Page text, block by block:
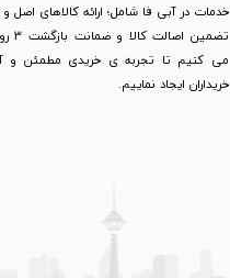
خدمات در آبی فا شامل؛ ارائه کالاهای اصل
تضمین
می کنیم تا تجربه ی خریدی مطمئن و
خریداران ایجاد نماییم.